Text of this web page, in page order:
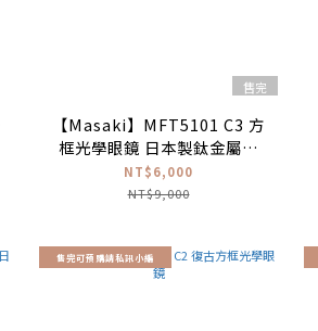
售完
【Masaki】MFT5101 C3 方
框光學眼鏡 日本製鈦金屬♣
(銀 透深棕) #type S系列
NT$6,000
NT$9,000
售完可預購請私訊小編